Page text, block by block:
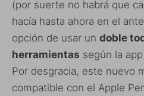
(por suerte no habrá que
hacía hasta ahora en el
opción de usar un doble
herramientas según la
Por desgracia, este nuevo
compatible con el Apple